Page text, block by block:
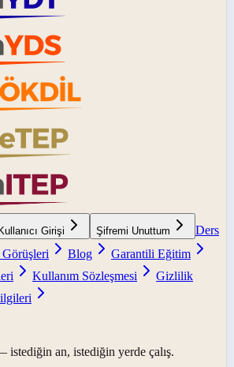
Girişi Şifremi Unuttum
Ders
Görüşleri Blog
Garantili Eğitim
Kullanım Sözleşmesi
Gizlilik
istediğin an, istediğin yerde çalış.